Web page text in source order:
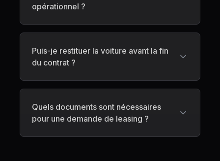
opérationnel ?
Puis-je restituer la voiture avant la fin
du contrat ?
Quels documents sont nécessaires
pour une demande de leasing ?